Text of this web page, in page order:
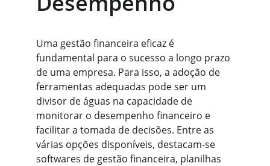
Uma gestão financeira eficaz é
fundamental para o sucesso a longo prazo
de uma empresa. Para isso, a adoção de
ferramentas adequadas pode ser um
divisor de águas na capacidade de
monitorar o desempenho financeiro e
facilitar a tomada de decisões. Entre as
várias opções disponíveis, destacam-se
softwares de gestão financeira, planilhas